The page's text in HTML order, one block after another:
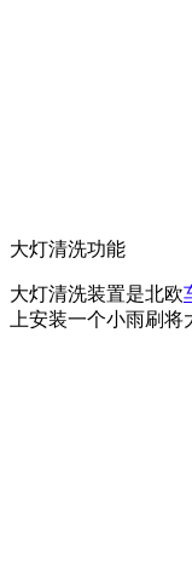
大灯清洗功能
大灯清洗装置是北欧
上安装一个小雨刷